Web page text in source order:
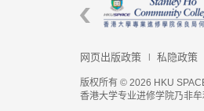
网页出版政策 私隐政策
版权所有 © 2026 HKU
香港大学专业进修学院乃非